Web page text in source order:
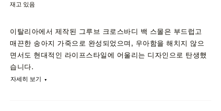
재고 있음
이탈리아에서 제작된 그루브 크로스바디 백 스몰은 부드럽고
매끈한 송아지 가죽으로 완성되었으며, 우아함을 해치지 않으
면서도 현대적인 라이프스타일에 어울리는 디자인으로 탄생했
습니다.
자세히 보기